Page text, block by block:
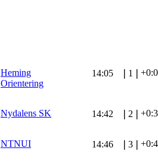
Heming
Orientering
14:05 1
Nydalens SK 14:42 2
NTNUI 14:46 3